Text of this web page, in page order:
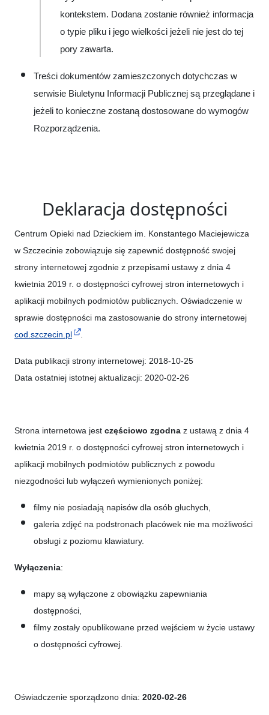
kontekstem. Dodana zostanie również informacja
o typie pliku i jego wielkości jeżeli nie jest do tej
pory zawarta.
Treści dokumentów zamieszczonych dotychczas w
serwisie Biuletynu Informacji Publicznej są przeglądane i
jeżeli to konieczne zostaną dostosowane do wymogów
Rozporządzenia.
Deklaracja dostępności
Centrum Opieki nad Dzieckiem im. Konstantego Maciejewicza
w Szczecinie zobowiązuje się zapewnić dostępność swojej
strony internetowej zgodnie z przepisami ustawy z dnia 4
kwietnia 2019 r. o dostępności cyfrowej stron internetowych i
aplikacji mobilnych podmiotów publicznych. Oświadczenie w
sprawie dostępności ma zastosowanie do strony internetowej
cod.szczecin.pl
.
Data publikacji strony internetowej: 2018-10-25
Data ostatniej istotnej aktualizacji: 2020-02-26
Strona internetowa jest częściowo zgodna z ustawą z dnia 4
kwietnia 2019 r. o dostępności cyfrowej stron internetowych i
aplikacji mobilnych podmiotów publicznych z powodu
niezgodności lub wyłączeń wymienionych poniżej:
filmy nie posiadają napisów dla osób głuchych,
galeria zdjęć na podstronach placówek nie ma możliwości
obsługi z poziomu klawiatury.
Wyłączenia:
mapy są wyłączone z obowiązku zapewniania
dostępności,
filmy zostały opublikowane przed wejściem w życie ustawy
o dostępności cyfrowej.
Oświadczenie sporządzono dnia: 2020-02-26